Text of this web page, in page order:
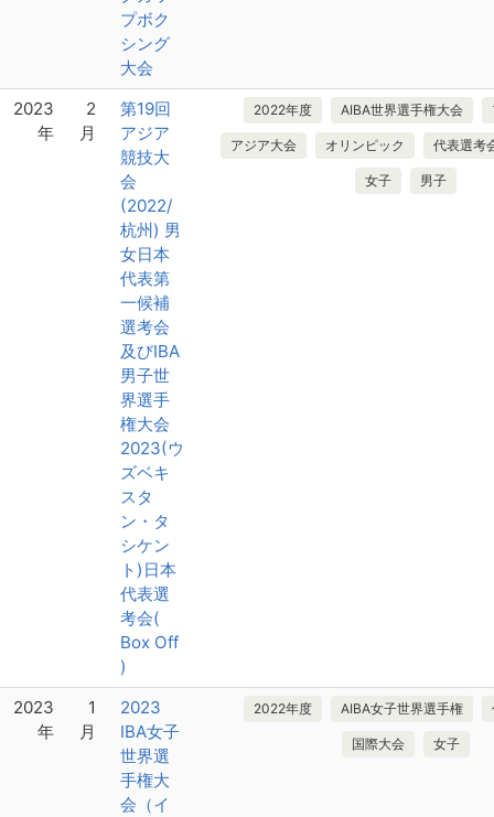
プボク
シング
大会
2023
年
2
月
第19回
アジア
競技大
会
(2022/
杭州) 男
女日本
代表第
一候補
選考会
及びIBA
男子世
界選手
権大会
2023(ウ
ズベキ
スタ
ン・タ
シケン
ト)日本
代表選
考会(
Box Off
)
2022年度 AIBA世界選手権大会
アジア大会 オリンピック 代表選考
女子 男子
2023
年
1
月
2023
IBA女子
世界選
手権大
会（イ
2022年度 AIBA女子世界選手権
国際大会 女子